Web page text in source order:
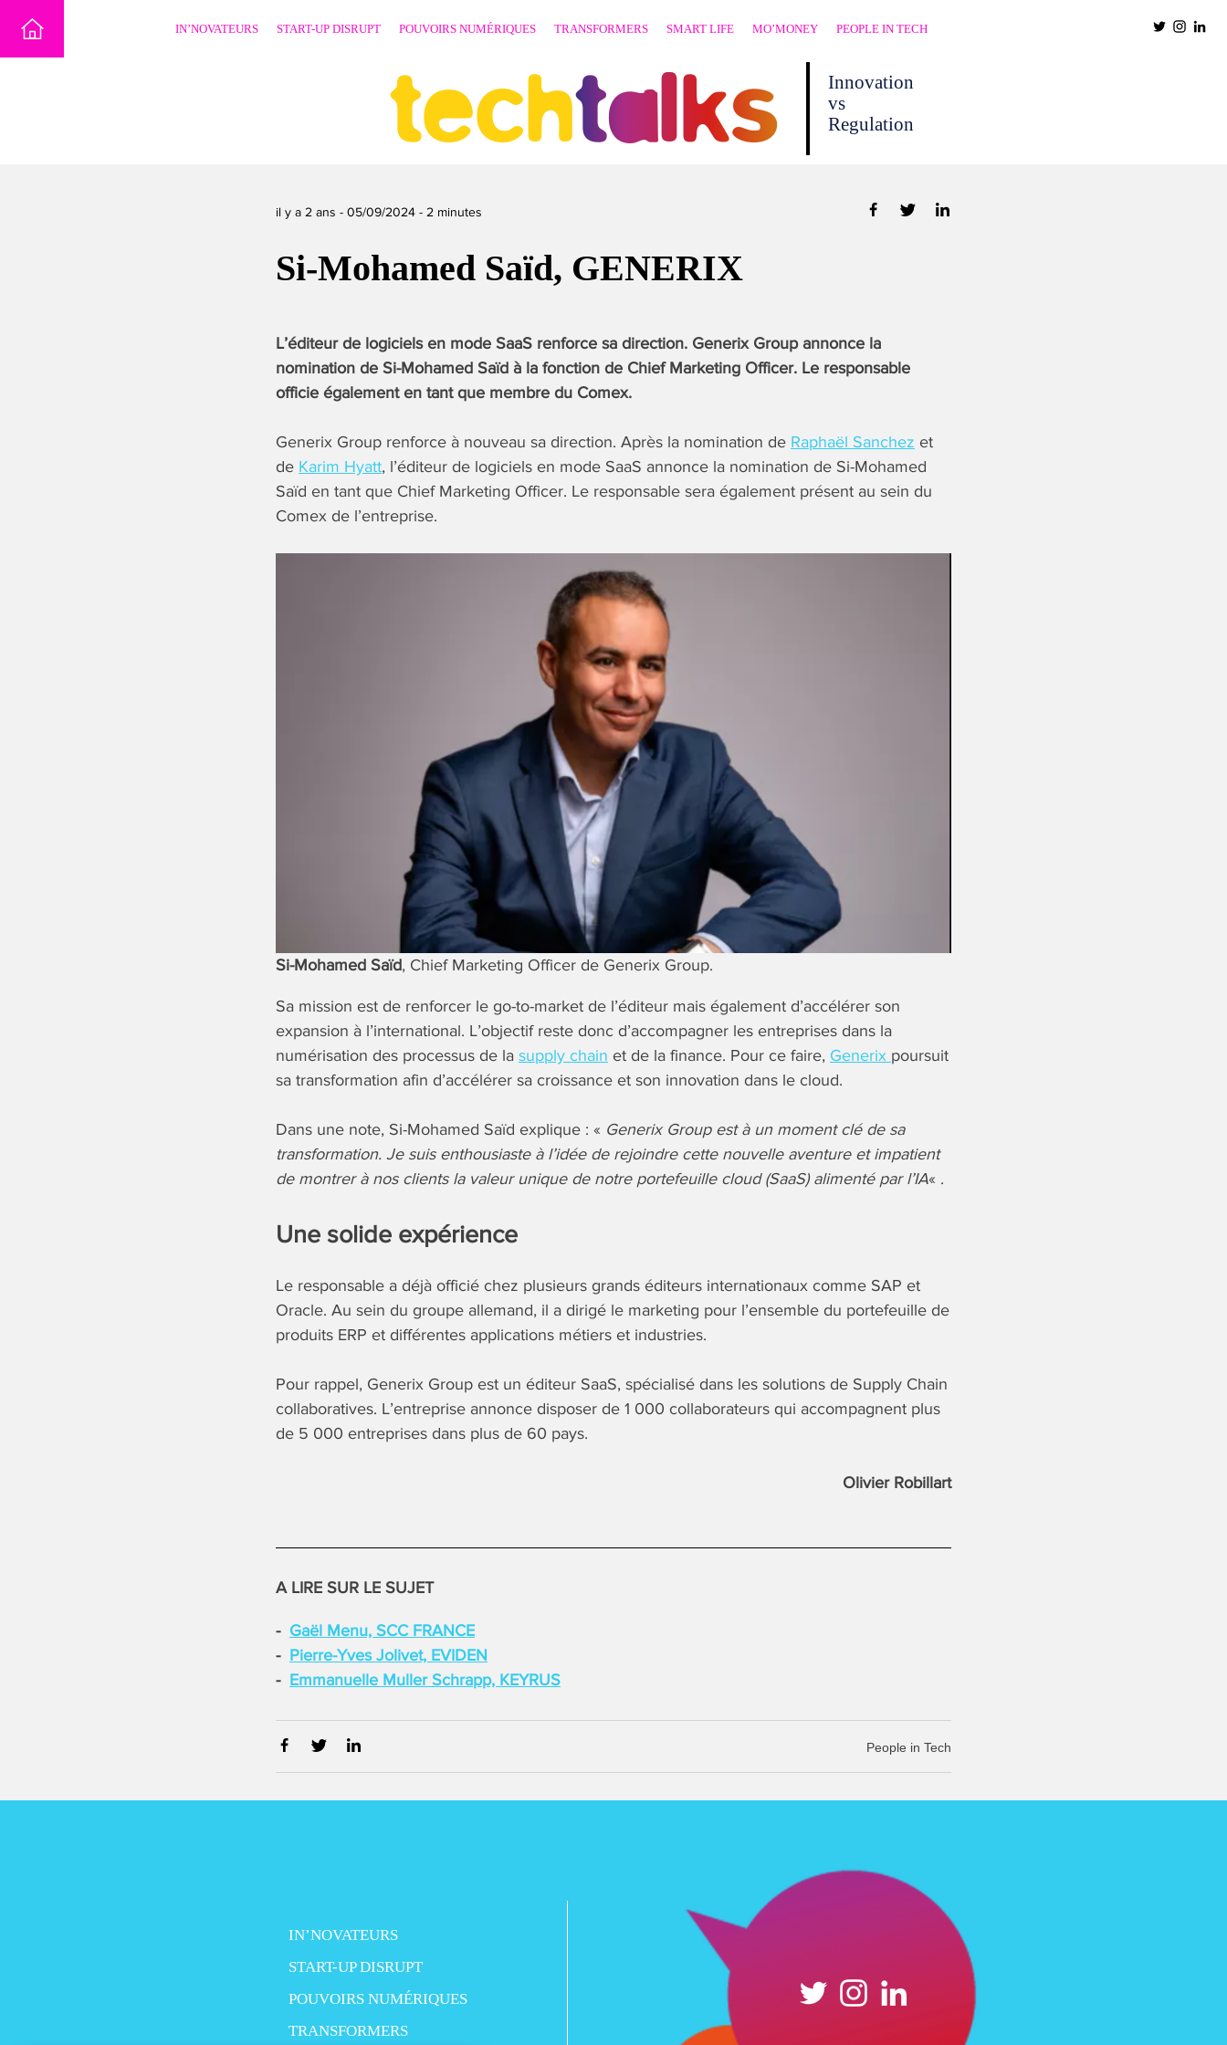
IN’NOVATEURS START-UP DISRUPT POUVOIRS NUMÉRIQUES TRANSFORMERS SMART LIFE MO’MONEY PEOPLE IN TECH
techtalks
Innovation
vs
Regulation
il y a 2 ans - 05/09/2024 - 2 minutes
Si-Mohamed Saïd, GENERIX
L’éditeur de logiciels en mode SaaS renforce sa direction. Generix Group annonce la
nomination de Si-Mohamed Saïd à la fonction de Chief Marketing Officer. Le responsable
officie également en tant que membre du Comex.
Generix Group renforce à nouveau sa direction. Après la nomination de Raphaël Sanchez et
de Karim Hyatt, l’éditeur de logiciels en mode SaaS annonce la nomination de Si-Mohamed
Saïd en tant que Chief Marketing Officer. Le responsable sera également présent au sein du
Comex de l’entreprise.
Si-Mohamed Saïd, Chief Marketing Officer de Generix Group.
Sa mission est de renforcer le go-to-market de l’éditeur mais également d’accélérer son
expansion à l’international. L’objectif reste donc d’accompagner les entreprises dans la
numérisation des processus de la supply chain et de la finance. Pour ce faire, Generix poursuit
sa transformation afin d’accélérer sa croissance et son innovation dans le cloud.
Dans une note, Si-Mohamed Saïd explique : « Generix Group est à un moment clé de sa
transformation. Je suis enthousiaste à l’idée de rejoindre cette nouvelle aventure et impatient
de montrer à nos clients la valeur unique de notre portefeuille cloud (SaaS) alimenté par l’IA« .
Une solide expérience
Le responsable a déjà officié chez plusieurs grands éditeurs internationaux comme SAP et
Oracle. Au sein du groupe allemand, il a dirigé le marketing pour l’ensemble du portefeuille de
produits ERP et différentes applications métiers et industries.
Pour rappel, Generix Group est un éditeur SaaS, spécialisé dans les solutions de Supply Chain
collaboratives. L’entreprise annonce disposer de 1 000 collaborateurs qui accompagnent plus
de 5 000 entreprises dans plus de 60 pays.
Olivier Robillart
A LIRE SUR LE SUJET
Gaël Menu, SCC FRANCE
Pierre-Yves Jolivet, EVIDEN
Emmanuelle Muller Schrapp, KEYRUS
People in Tech
IN’NOVATEURS
START-UP DISRUPT
POUVOIRS NUMÉRIQUES
TRANSFORMERS